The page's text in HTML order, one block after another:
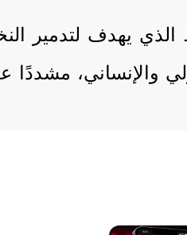
يهدف لتدمير
والإنساني،